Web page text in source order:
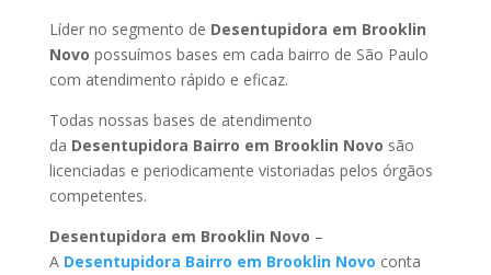
Líder no segmento de Desentupidora em Brooklin
Novo possuímos bases em cada bairro de São Paulo
com atendimento rápido e eficaz.
Todas nossas bases de atendimento
da Desentupidora Bairro em Brooklin Novo são
licenciadas e periodicamente vistoriadas pelos órgãos
competentes.
Desentupidora em Brooklin Novo –
A Desentupidora Bairro em Brooklin Novo conta